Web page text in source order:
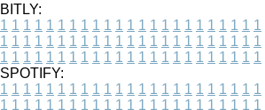
BITLY:
1 1 1 1 1 1 1 1 1 1 1 1 1 1 1 1 1 1 1 1 1 1 1
1 1 1 1 1 1 1 1 1 1 1 1 1 1 1 1 1 1 1 1 1 1 1
1 1 1 1 1 1 1 1 1 1 1 1 1 1 1 1 1 1 1 1 1 1 1
SPOTIFY:
1 1 1 1 1 1 1 1 1 1 1 1 1 1 1 1 1 1 1 1 1 1 1
1 1 1 1 1 1 1 1 1 1 1 1 1 1 1 1 1 1 1 1 1 1 1